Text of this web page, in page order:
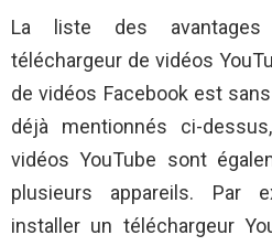
La liste des
téléchargeur de vidéos
de vidéos Facebook est
déjà mentionnés ci-
vidéos YouTube sont
plusieurs appareils. Par
installer un téléchargeur